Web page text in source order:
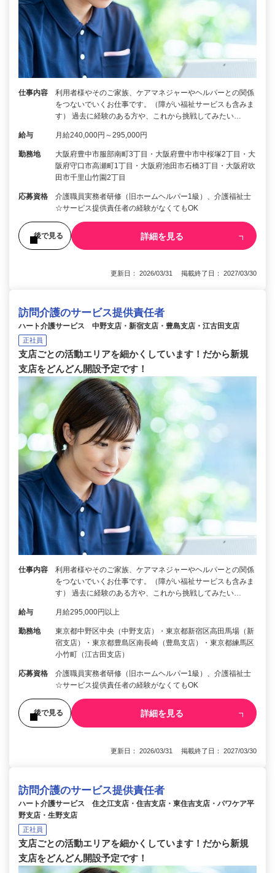
仕事内容
利用者様やそのご家族、ケアマネジャーやヘルパーとの関係
をつないでいくお仕事です。（障がい福祉サービスも含みま
す） 過去に経験のある方や、これから挑戦してみたい…
給与 月給240,000円～295,000円
勤務地
大阪府豊中市服部南町3丁目・大阪府豊中市中桜塚2丁目・大
阪府守口市高瀬町1丁目・大阪府池田市石橋3丁目・大阪府吹
田市千里山竹園2丁目
応募資格
介護職員実務者研修（旧ホームヘルパー1級）、介護福祉士
☆サービス提供責任者の経験がなくてもOK
後で見る 詳細を見る
更新日： 2026/03/31 掲載終了日： 2027/03/30
訪問介護のサービス提供責任者
ハート介護サービス 中野支店・新宿支店・豊島支店・江古田支店
正社員
支店ごとの活動エリアを細かくしています！だから新規
支店をどんどん開設予定です！
仕事内容
利用者様やそのご家族、ケアマネジャーやヘルパーとの関係
をつないでいくお仕事です。（障がい福祉サービスも含みま
す） 過去に経験のある方や、これから挑戦してみたい…
給与 月給295,000円以上
勤務地
東京都中野区中央（中野支店）・東京都新宿区高田馬場（新
宿支店）・東京都豊島区南長崎（豊島支店）・東京都練馬区
小竹町（江古田支店）
応募資格
介護職員実務者研修（旧ホームヘルパー1級）、介護福祉士
☆サービス提供責任者の経験がなくてもOK
後で見る 詳細を見る
更新日： 2026/03/31 掲載終了日： 2027/03/30
訪問介護のサービス提供責任者
ハート介護サービス 住之江支店・住吉支店・東住吉支店・パワケア平
野支店・生野支店
正社員
支店ごとの活動エリアを細かくしています！だから新規
支店をどんどん開設予定です！